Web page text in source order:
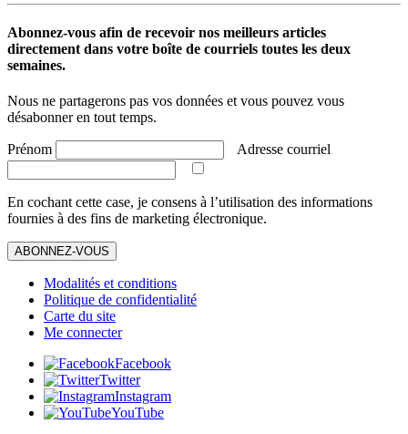
Abonnez-vous afin de recevoir nos meilleurs articles
directement dans votre boîte de courriels toutes les deux
semaines.
Nous ne partagerons pas vos données et vous pouvez vous
désabonner en tout temps.
Prénom Adresse courriel
En cochant cette case, je consens à l’utilisation des informations
fournies à des fins de marketing électronique.
ABONNEZ-VOUS
Modalités et conditions
Politique de confidentialité
Carte du site
Me connecter
Facebook
Twitter
Instagram
YouTube